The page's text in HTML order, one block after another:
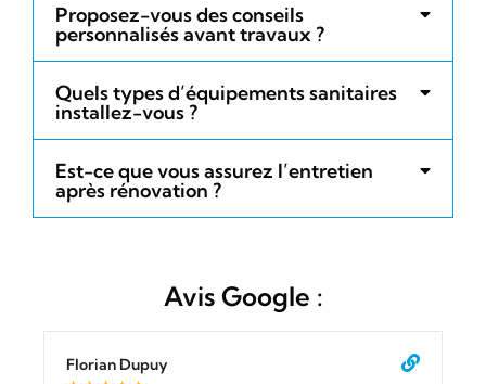
Proposez-vous des conseils
personnalisés avant travaux ?
Quels types d’équipements sanitaires
installez-vous ?
Est-ce que vous assurez l’entretien
après rénovation ?
Avis Google :
Florian Dupuy